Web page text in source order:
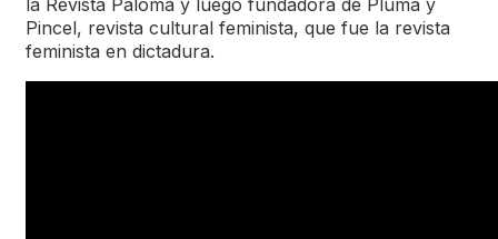
la Revista Paloma y luego fundadora de Pluma y
Pincel, revista cultural feminista, que fue la revista
feminista en dictadura.